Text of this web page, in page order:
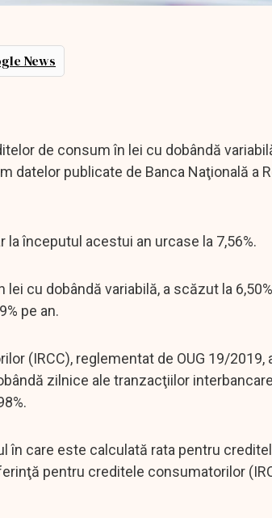
News
de consum în lei cu dobândă
datelor publicate de Banca Naţională a
la începutul acestui an urcase la 7,56%.
cu dobândă variabilă, a scăzut la
pe an.
(IRCC), reglementat de OUG 19/2019,
zilnice ale tranzacţiilor
în care este calculată rata pentru
pentru creditele consumatorilor